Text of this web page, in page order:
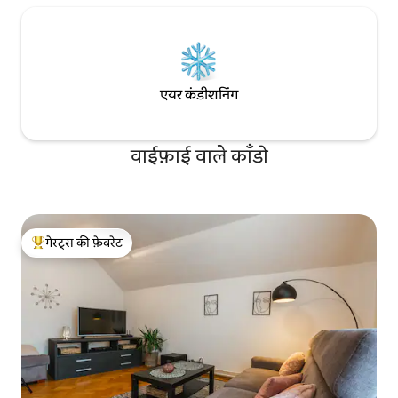
एयर कंडीशनिंग
वाईफ़ाई वाले काँडो
गेस्ट्स का टॉप फ़ेवरेट
गेस्ट्स की फ़ेवरेट